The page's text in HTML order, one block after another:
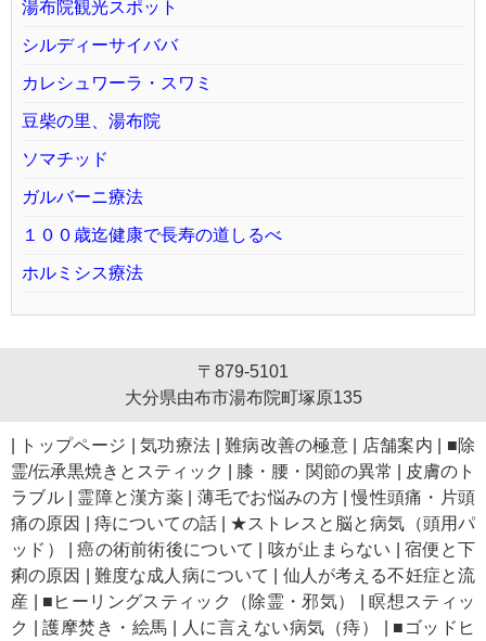
湯布院観光スポット
シルディーサイババ
カレシュワーラ・スワミ
豆柴の里、湯布院
ソマチッド
ガルバーニ療法
１００歳迄健康で長寿の道しるべ
ホルミシス療法
〒879-5101
大分県由布市湯布院町塚原135
トップページ 気功療法 難病改善の極意 店舗案内
■除
霊/伝承黒焼きとスティック
膝・腰・関節の異常
皮膚のト
ラブル| 霊障と漢方薬 薄毛でお悩みの方|慢性頭痛・片頭
痛の原因
痔についての話| ★ストレスと脳と病気（頭用パ
ッド）
|癌の術前術後について 咳が止まらない |宿便と下
痢の原因
難度な成人病について
仙人が考える不妊症と流
産
■ヒーリングスティック（除霊・邪気） |瞑想スティッ
ク
|護摩焚き・絵馬 人に言えない病気（痔）
■ゴッドヒ